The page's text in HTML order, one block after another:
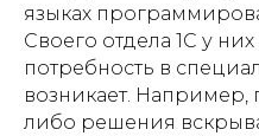
языках
Своего отдела 1С у
потребность в
возникает.
либо решения